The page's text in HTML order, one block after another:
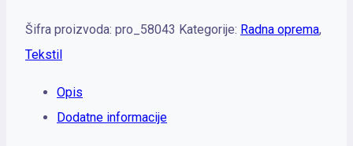
Šifra proizvoda: pro_58043 Kategorije: Radna oprema,
Tekstil
Opis
Dodatne informacije